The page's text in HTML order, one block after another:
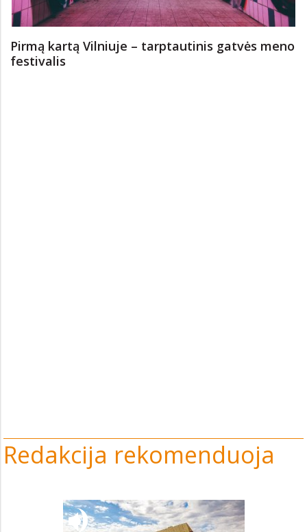
Pirmą kartą Vilniuje – tarptautinis gatvės meno
festivalis
Redakcija rekomenduoja